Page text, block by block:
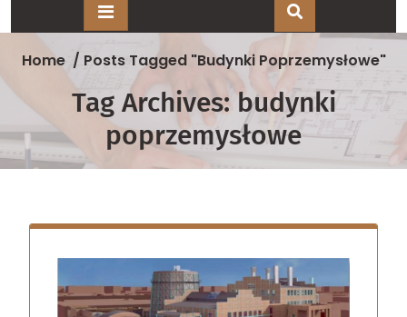
Home/ Posts Tagged "budynki Poprzemysłowe"
Tag Archives: budynki
poprzemysłowe